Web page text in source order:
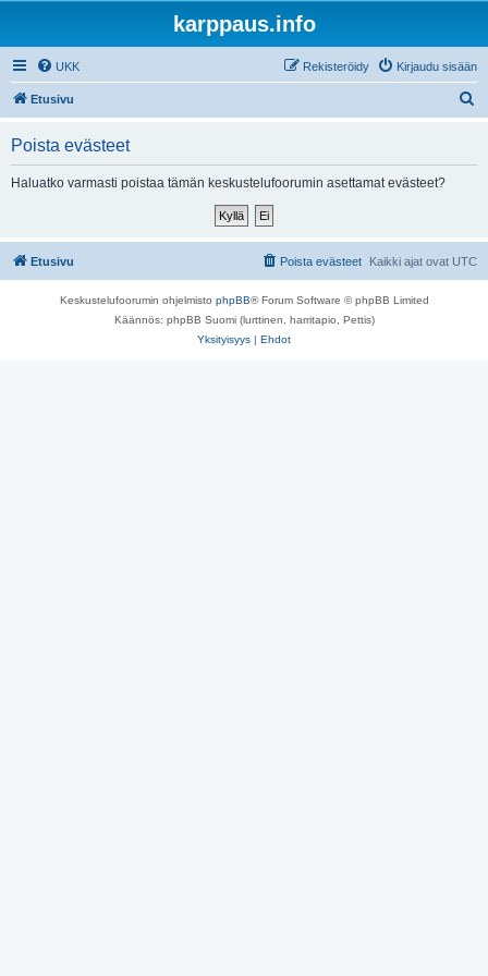
karppaus.info
UKK Kirjaudu sisään
Rekisteröidy
Etusivu
Poista evästeet
Haluatko varmasti poistaa tämän keskustelufoorumin asettamat evästeet?
Etusivu Kaikki ajat ovat UTC
Poista evästeet
Keskustelufoorumin ohjelmisto phpBB® Forum Software © phpBB Limited
Käännös: phpBB Suomi (lurttinen, harritapio, Pettis)
Yksityisyys | Ehdot